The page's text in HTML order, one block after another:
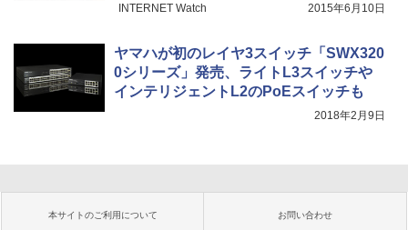
INTERNET Watch 2015年6月10日
ヤマハが初のレイヤ3スイッチ「SWX320
0シリーズ」発売、ライトL3スイッチや
インテリジェントL2のPoEスイッチも
2018年2月9日
本サイトのご利用について お問い合わせ